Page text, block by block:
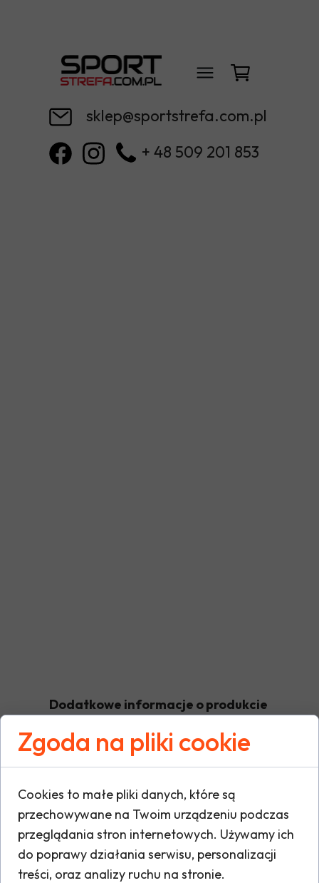
sklep@sportstrefa.com.pl
+ 48 509 201 853
Dodatkowe informacje o produkcie
W tej sekcji warto umieścić istotne
warunki gwarancji, zalecenia dotyczące
oraz ewentualne certyfikaty lub nagrody.
i buduje zaufanie do marki.
Zgoda na pliki cookie
Cookies to małe pliki danych, które są
przechowywane na Twoim urządzeniu podczas
przeglądania stron internetowych. Używamy ich
do poprawy działania serwisu, personalizacji
treści, oraz analizy ruchu na stronie.